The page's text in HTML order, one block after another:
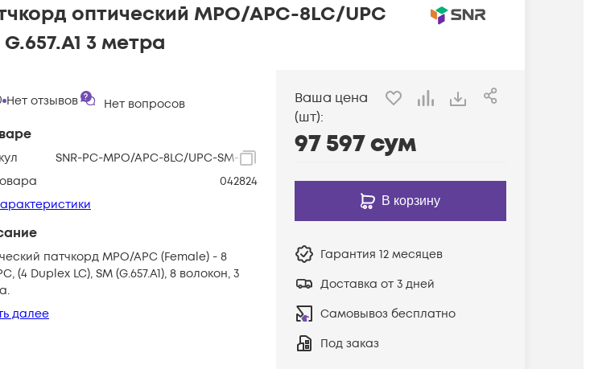
База знаний
Конфигураторы
Условия оказания услуг
SNR-PC-MPO/APC-8LC/UPC-SM-A-3m
042824
патчкорд MPO/APC (Female) - 8
(4 Duplex LC), SM (G.657.A1), 8 волокон, 3
далее
оптический MPO/APC-8LC/UPC
3 метра
Нет отзывов Нет вопросов
Ваша цена
(шт):
97 597сум
В корзину
Гарантия 12 месяцев
Доставка от 3 дней
Самовывоз бесплатно
Под заказ